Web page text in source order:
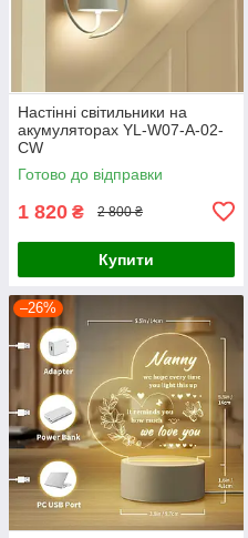
Настінні світильники на
акумуляторах YL-W07-A-02-
CW
Готово до відправки
1 820 ₴ 2 800 ₴
Купити
–26%